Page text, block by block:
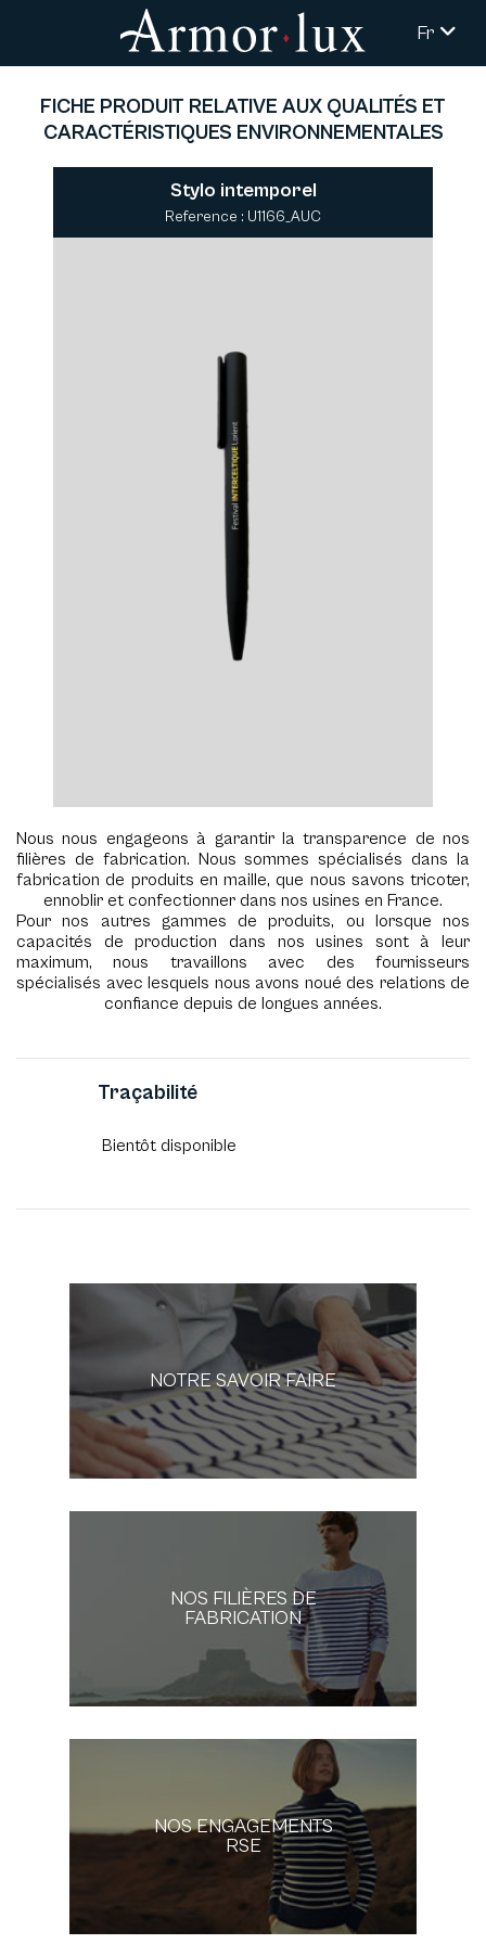
Fr
FICHE PRODUIT RELATIVE AUX QUALITÉS ET
CARACTÉRISTIQUES ENVIRONNEMENTALES
Stylo intemporel
Reference : U1166_AUC
Nous nous engageons à garantir la transparence de nos
filières de fabrication. Nous sommes spécialisés dans la
fabrication de produits en maille, que nous savons tricoter,
ennoblir et confectionner dans nos usines en France.
Pour nos autres gammes de produits, ou lorsque nos
capacités de production dans nos usines sont à leur
maximum, nous travaillons avec des fournisseurs
spécialisés avec lesquels nous avons noué des relations de
confiance depuis de longues années.
Traçabilité
Bientôt disponible
NOTRE SAVOIR FAIRE
NOS FILIÈRES DE
FABRICATION
NOS ENGAGEMENTS
RSE